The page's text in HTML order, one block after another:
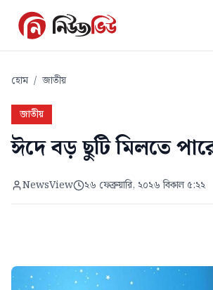
হোম / জাতীয়
জাতীয়
ঈদে বড় ছুটি মিলতে
NewsView ২৬ ফেব্রুয়ারি, ২০২৬ বিকাল ৫:২২